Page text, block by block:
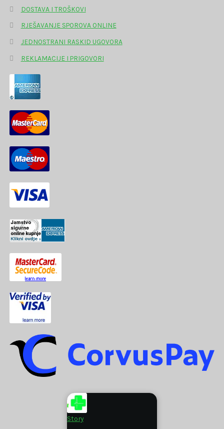
DOSTAVA I TROŠKOVI
RJEŠAVANJE SPOROVA ONLINE
JEDNOSTRANI RASKID UGOVORA
REKLAMACIJE I PRIGOVORI
Story